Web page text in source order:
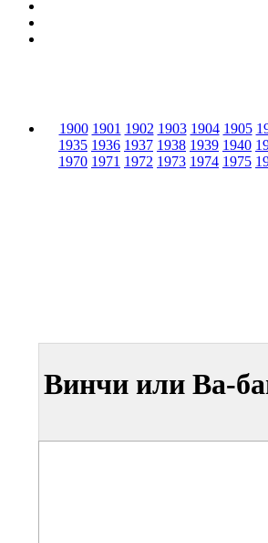
1900 1901 1902 1903 1904 1905
1935 1936 1937 1938 1939 1940
1970 1971 1972 1973 1974 1975
Винчи или Ва-